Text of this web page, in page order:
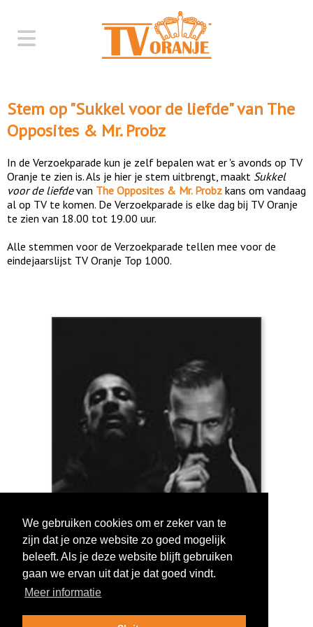
Stem op "Sukkel voor de liefde" van The
Opposites & Mr. Probz
In de Verzoekparade kun je zelf bepalen wat er 's avonds op TV
Oranje te zien is. Als je hier je stem uitbrengt, maakt Sukkel
voor de liefdevan The Opposites & Mr. Probz kans om vandaag
al op TV te komen. De Verzoekparade is elke dag bij TV Oranje
te zien van 18.00 tot 19.00 uur.
Alle stemmen voor de Verzoekparade tellen mee voor de
eindejaarslijst TV Oranje Top 1000.
Log in om te stemmen!
We gebruiken cookies om er zeker van te
zijn dat je onze website zo goed mogelijk
beleeft. Als je deze website blijft gebruiken
gaan we ervan uit dat je dat goed vindt.
Meer informatie